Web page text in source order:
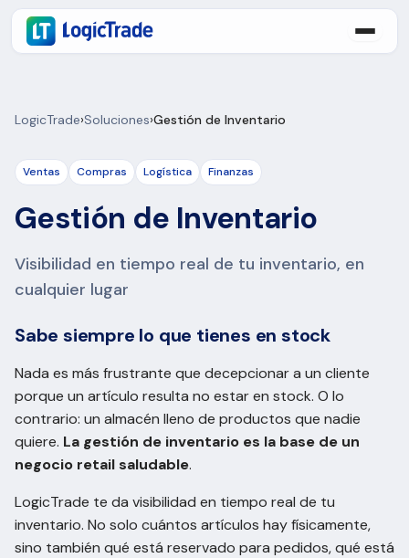
LogicTrade›Soluciones›Gestión de Inventario
Ventas Compras Logística Finanzas
Gestión de Inventario
Visibilidad en tiempo real de tu inventario, en
cualquier lugar
Sabe siempre lo que tienes en stock
Nada es más frustrante que decepcionar a un cliente
porque un artículo resulta no estar en stock. O lo
contrario: un almacén lleno de productos que nadie
quiere. La gestión de inventario es la base de un
negocio retail saludable.
LogicTrade te da visibilidad en tiempo real de tu
inventario. No solo cuántos artículos hay físicamente,
sino también qué está reservado para pedidos, qué está